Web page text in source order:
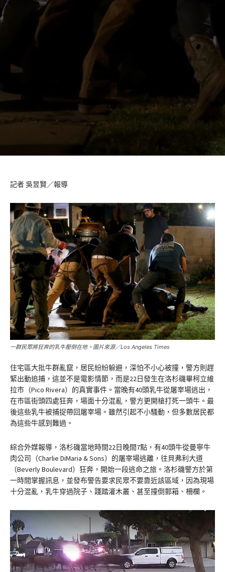
記者 吳昱賢／報導
一群民眾將狂奔的乳牛壓倒在地。圖片來源／Los Angeles Times
住宅區大批牛群亂竄，居民紛紛躲避，深怕不小心被撞，警方則趕
緊出動追捕，這並不是電影情節，而是22日發生在洛杉磯畢柯立維
拉市（Pico Rivera）的真實事件。當晚有40頭乳牛從屠宰場逃出，
在市區街頭四處狂奔，場面十分混亂，警方更開槍打死一頭牛。最
後這些乳牛被捕捉帶回屠宰場。雖然引起不小騷動，但多數居民都
為這些牛感到難過。
綜合外媒報導，洛杉磯當地時間22日晚間7點，有40頭牛從曼寧牛
肉公司（Charlie DiMaria & Sons）的屠宰場逃離，往貝弗利大道
（Beverly Boulevard）狂奔，開始一段逃命之旅。洛杉磯警方於第
一時間掌握訊息，並發布警告要求民眾不要靠近該區域，因為現場
十分混亂，乳牛穿過院子、踐踏灌木叢、甚至撞倒郵箱、柵欄。